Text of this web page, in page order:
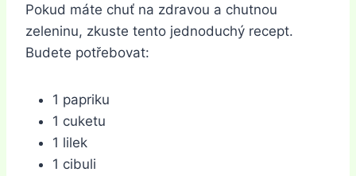
Pokud máte chuť na zdravou a chutnou
zeleninu, zkuste tento jednoduchý recept.
Budete potřebovat:
1 papriku
1 cuketu
1 lilek
1 cibuli